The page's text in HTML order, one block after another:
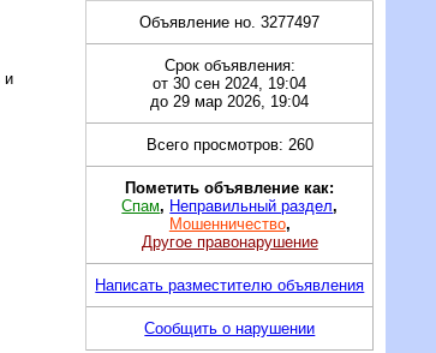
и
Объявление но. 3277497
Срок объявления:
от 30 сен 2024, 19:04
до 29 мар 2026, 19:04
Всего просмотров: 260
Пометить объявление как:
Спам, Неправильный раздел,
Мошенничество,
Другое правонарушение
Написать разместителю объявления
Сообщить о нарушении